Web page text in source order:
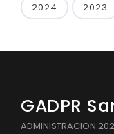
2024 2023
GADPR
ADMINISTRACION